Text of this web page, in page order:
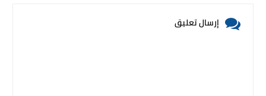
إرسال تعليق